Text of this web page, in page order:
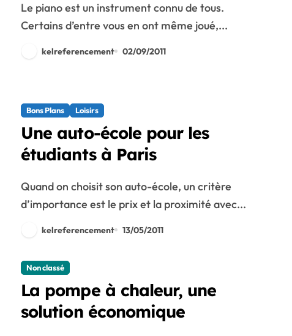
Le piano est un instrument connu de tous.
Certains d’entre vous en ont même joué,...
kelreferencement 02/09/2011
Bons Plans Loisirs
Une auto-école pour les
étudiants à Paris
Quand on choisit son auto-école, un critère
d’importance est le prix et la proximité avec...
kelreferencement 13/05/2011
Non classé
La pompe à chaleur, une
solution économique